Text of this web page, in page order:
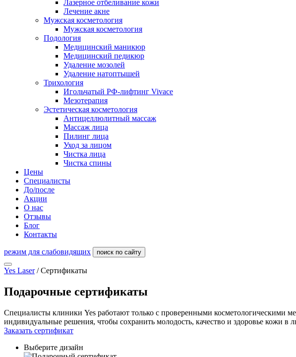
Лазерное отбеливание кожи
Лечение акне
Мужская косметология
Мужская косметология
Подология
Медицинский маникюр
Медицинский педикюр
Удаление мозолей
Удаление натоптышей
Трихология
Игольчатый РФ-лифтинг Vivace
Мезотерапия
Эстетическая косметология
Антицеллюлитный массаж
Массаж лица
Пилинг лица
Уход за лицом
Чистка лица
Чистка спины
Цены
Специалисты
До/после
Акции
О нас
Отзывы
Блог
Контакты
режим для слабовидящих поиск по сайту
Yes Laser/Сертификаты
Подарочные сертификаты
Специалисты клиники Yes работают только с проверенными косметологическими
индивидуальные решения, чтобы сохранить молодость, качество и здоровье кожи в
Заказать сертификат
Выберите дизайн